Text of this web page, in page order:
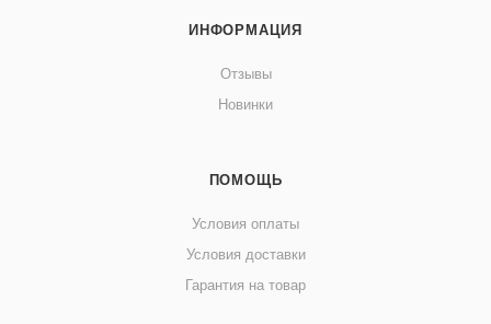
ИНФОРМАЦИЯ
Отзывы
Новинки
ПОМОЩЬ
Условия оплаты
Условия доставки
Гарантия на товар